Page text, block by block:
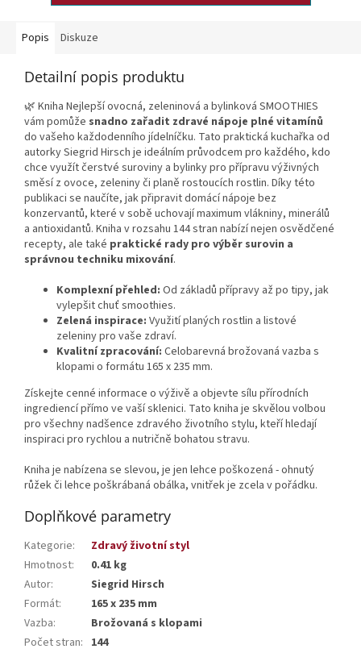
Popis Diskuze
Detailní popis produktu
🌿 Kniha Nejlepší ovocná, zeleninová a bylinková SMOOTHIES
vám pomůže snadno zařadit zdravé nápoje plné vitamínů
do vašeho každodenního jídelníčku. Tato praktická kuchařka od
autorky Siegrid Hirsch je ideálním průvodcem pro každého, kdo
chce využít čerstvé suroviny a bylinky pro přípravu výživných
směsí z ovoce, zeleniny či planě rostoucích rostlin. Díky této
publikaci se naučíte, jak připravit domácí nápoje bez
konzervantů, které v sobě uchovají maximum vlákniny, minerálů
a antioxidantů. Kniha v rozsahu 144 stran nabízí nejen osvědčené
recepty, ale také praktické rady pro výběr surovin a
správnou techniku mixování.
Komplexní přehled: Od základů přípravy až po tipy, jak
vylepšit chuť smoothies.
Zelená inspirace: Využití planých rostlin a listové
zeleniny pro vaše zdraví.
Kvalitní zpracování: Celobarevná brožovaná vazba s
klopami o formátu 165 x 235 mm.
Získejte cenné informace o výživě a objevte sílu přírodních
ingrediencí přímo ve vaší sklenici. Tato kniha je skvělou volbou
pro všechny nadšence zdravého životního stylu, kteří hledají
inspiraci pro rychlou a nutričně bohatou stravu.
Kniha je nabízena se slevou, je jen lehce poškozená - ohnutý
růžek či lehce poškrábaná obálka, vnitřek je zcela v pořádku.
Doplňkové parametry
Kategorie:
Zdravý životní styl
Hmotnost:
0.41 kg
Autor:
Siegrid Hirsch
Formát:
165 x 235 mm
Vazba:
Brožovaná s klopami
Počet stran: 144